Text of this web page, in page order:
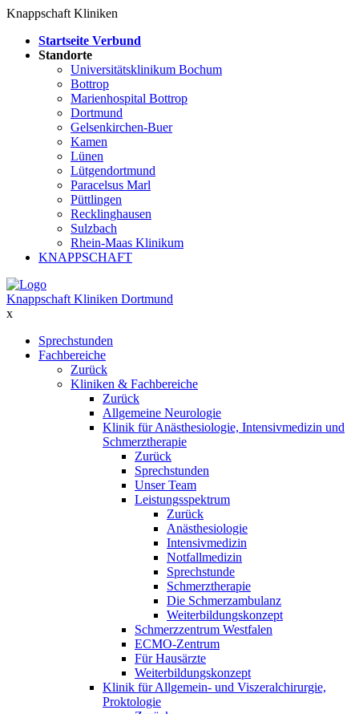
Knappschaft Kliniken
Startseite Verbund
Standorte
Universitätsklinikum Bochum
Bottrop
Marienhospital Bottrop
Dortmund
Gelsenkirchen-Buer
Kamen
Lünen
Lütgendortmund
Paracelsus Marl
Püttlingen
Recklinghausen
Sulzbach
Rhein-Maas Klinikum
KNAPPSCHAFT
Knappschaft Kliniken Dortmund
x
Sprechstunden
Fachbereiche
Zurück
Kliniken & Fachbereiche
Zurück
Allgemeine Neurologie
Klinik für Anästhesiologie, Intensivmedizin und
Schmerztherapie
Zurück
Sprechstunden
Unser Team
Leistungsspektrum
Zurück
Anästhesiologie
Intensivmedizin
Notfallmedizin
Sprechstunde
Schmerztherapie
Die Schmerzambulanz
Weiterbildungskonzept
Schmerzzentrum Westfalen
ECMO-Zentrum
Für Hausärzte
Weiterbildungskonzept
Klinik für Allgemein- und Viszeralchirurgie,
Proktologie